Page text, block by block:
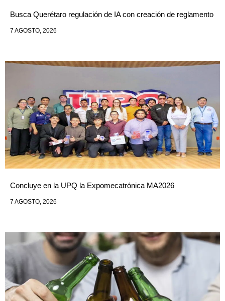
Busca Querétaro regulación de IA con creación de reglamento
7 AGOSTO, 2026
Concluye en la UPQ la Expomecatrónica MA2026
7 AGOSTO, 2026